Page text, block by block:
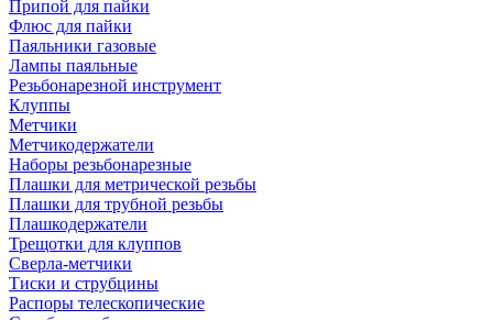
Припой для пайки
Флюс для пайки
Паяльники газовые
Лампы паяльные
Резьбонарезной инструмент
Клуппы
Метчики
Метчикодержатели
Наборы резьбонарезные
Плашки для метрической резьбы
Плашки для трубной резьбы
Плашкодержатели
Трещотки для клуппов
Сверла-метчики
Тиски и струбцины
Распоры телескопические